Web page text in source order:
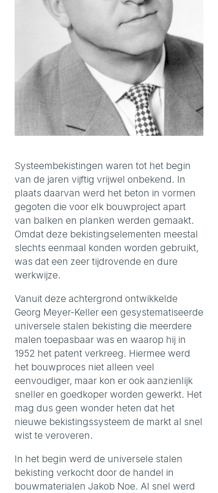
Systeembekistingen waren tot het begin
van de jaren vijftig vrijwel onbekend. In
plaats daarvan werd het beton in vormen
gegoten die voor elk bouwproject apart
van balken en planken werden gemaakt.
Omdat deze bekistingselementen meestal
slechts eenmaal konden worden gebruikt,
was dat een zeer tijdrovende en dure
werkwijze.
Vanuit deze achtergrond ontwikkelde
Georg Meyer-Keller een gesystematiseerde
universele stalen bekisting die meerdere
malen toepasbaar was en waarop hij in
1952 het patent verkreeg. Hiermee werd
het bouwproces niet alleen veel
eenvoudiger, maar kon er ook aanzienlijk
sneller en goedkoper worden gewerkt. Het
mag dus geen wonder heten dat het
nieuwe bekistingssysteem de markt al snel
wist te veroveren.
In het begin werd de universele stalen
bekisting verkocht door de handel in
bouwmaterialen Jakob Noe. Al snel werd